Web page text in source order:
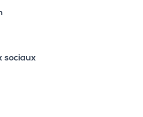
sociaux